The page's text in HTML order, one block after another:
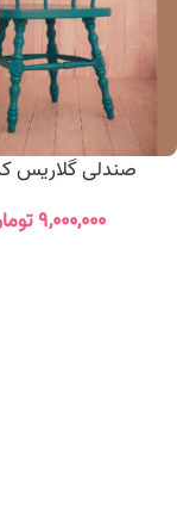
صندلی گلاریس کد
۹,۰۰۰,۰۰۰